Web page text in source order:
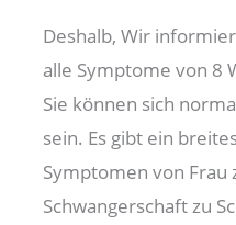
Deshalb, Wir
alle Symptome von 8
Sie können sich
sein. Es gibt ein
Symptomen von Frau
Schwangerschaft zu